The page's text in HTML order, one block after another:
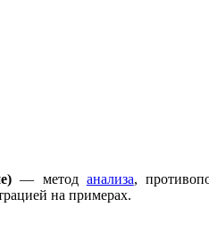
— метод анализа,
на примерах.